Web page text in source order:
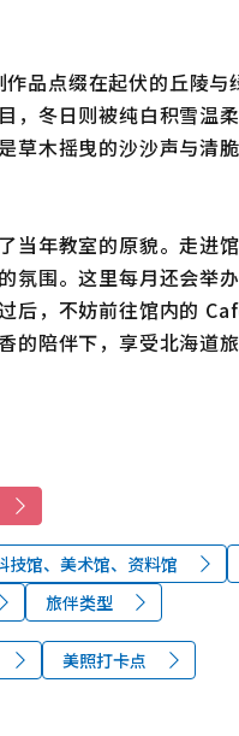
品点缀在起伏的丘陵与
，冬日则被纯白积雪温
草木摇曳的沙沙声与清
当年教室的原貌。走进
氛围。这里每月还会
后，不妨前往馆内的
陪伴下，享受北海道旅
技馆、美术馆、资料馆
旅伴类型
美照打卡点